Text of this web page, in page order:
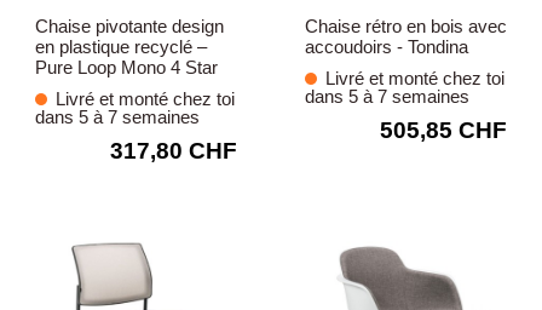
Chaise pivotante design
en plastique recyclé –
Pure Loop Mono 4 Star
Livré et monté chez toi
dans 5 à 7 semaines
317,80 CHF
Chaise rétro en bois avec
accoudoirs - Tondina
Livré et monté chez toi
dans 5 à 7 semaines
505,85 CHF